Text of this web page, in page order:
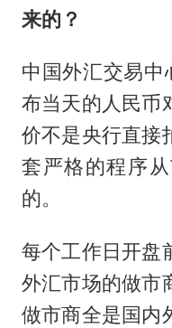
来的？
中国外汇交易中
布当天的人民币
价不是央行直接
套严格的程序
的。
每个工作日开盘
外汇市场的做市
做市商全是国内